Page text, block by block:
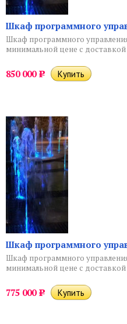
Шкаф программного
Шкаф программного
минимальной цене с доставкой
850 000 Р
Шкаф программного
Шкаф программного
минимальной цене с доставкой
775 000 Р